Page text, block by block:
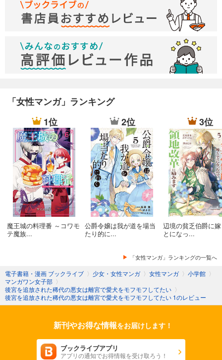
「女性マンガ」ランキング
1位
魔王城の料理番 ～コワモ
テ魔族...
2位
公爵令嬢は我が道を場当
たり的に...
3位
辺境の貧乏伯爵に
とになっ...
「女性マンガ」ランキングの一覧へ
電子書籍・漫画 ブックライブ 〉 少女・女性マンガ 〉 女性マンガ 〉 小学館 〉
マンガワン女子部 〉
後宮を追放された稀代の悪女は離宮で愛犬をモフモフしてたい 〉
後宮を追放された稀代の悪女は離宮で愛犬をモフモフしてたい 1のレビュー
新刊やお得な情報をお届けします！
ブックライブアプリ
アプリの通知でお得情報を受け取ろう！